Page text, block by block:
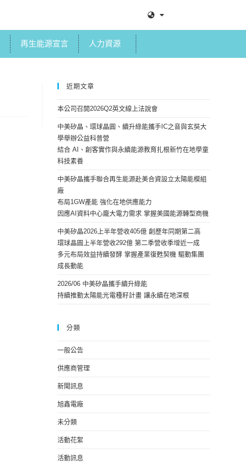
再生能源宣言 人力資源
近期文章
本公司召開2026Q2英文線上法說會
中美矽晶、環球晶圓、續升綠能攜手IC之音與玄奘大
學舉辦公益科普營
結合 AI、創客實作與永續能源教育扎根新竹在地學童
科技素養
中美矽晶攜手聯合再生能源赴美合資設立太陽能模組
廠
布局1GW產能 強化在地供應能力
因應AI資料中心龐大電力需求 掌握美國能源轉型商機
中美矽晶2026上半年營收405億 創歷年同期第二高
環球晶圓上半年營收292億 第二季營收季增近一成
多元布局效益持續發酵 掌握產業復甦契機 驅動集團
成長動能
2026/06 中美矽晶攜手續升綠能
持續推動太陽能光電種籽計畫 讓永續在地深根
分類
一般公告
供應商管理
新聞訊息
旭鑫電廠
未分類
活動花絮
活動訊息